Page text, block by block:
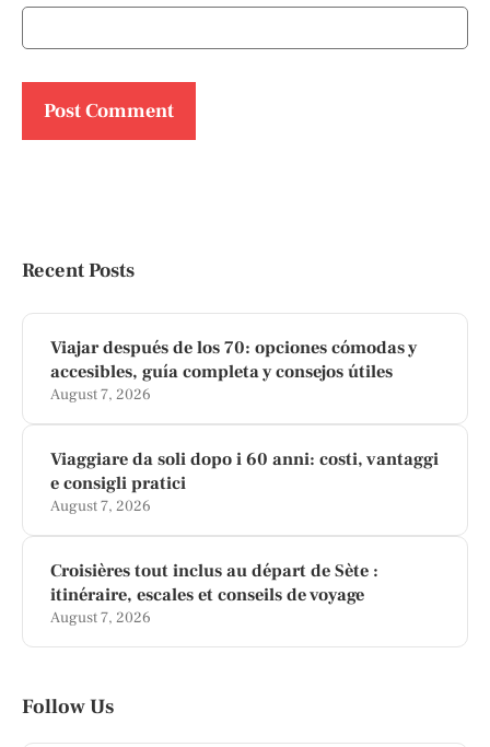
Recent Posts
Viajar después de los 70: opciones cómodas y
accesibles, guía completa y consejos útiles
August 7, 2026
Viaggiare da soli dopo i 60 anni: costi, vantaggi
e consigli pratici
August 7, 2026
Croisières tout inclus au départ de Sète :
itinéraire, escales et conseils de voyage
August 7, 2026
Follow Us